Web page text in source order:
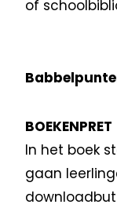
of
BOEKENPRET
In het boek
gaan